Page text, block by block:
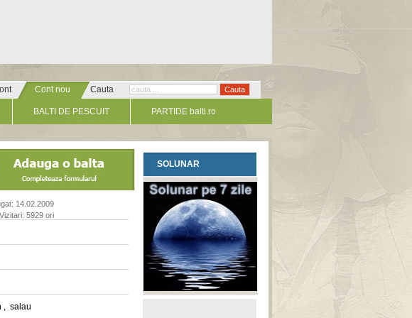
Cont nou
un cont nou
Cauta
BALTI DE PESCUIT PARTIDE balti.ro
14.02.2009
Vizitari: 5929 ori
, salau
SOLUNAR